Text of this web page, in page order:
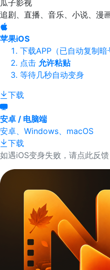
瓜子影视
追剧、直播、音乐、小说、漫
苹果iOS
下载APP（已自动复制暗
点击 允许粘贴
等待几秒自动变身
下载
安卓 / 电脑端
安卓、Windows、macOS
下载
如遇iOS变身失败，请点此反馈